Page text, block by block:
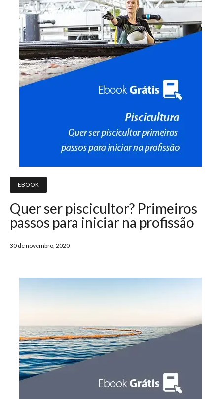
EBOOK
Quer ser piscicultor? Primeiros
passos para iniciar na profissão
30 de novembro, 2020